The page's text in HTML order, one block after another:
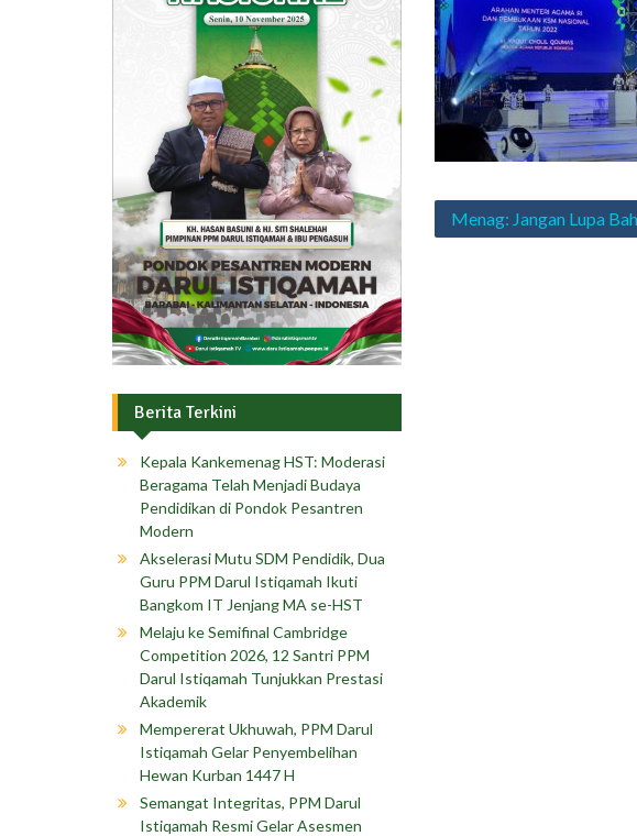
Navigasi
Menag: Jangan Lupa
Berita Terkini
Kepala Kankemenag HST: Moderasi
Beragama Telah Menjadi Budaya
Pendidikan di Pondok Pesantren
Modern
Akselerasi Mutu SDM Pendidik, Dua
Guru PPM Darul Istiqamah Ikuti
Bangkom IT Jenjang MA se-HST
Melaju ke Semifinal Cambridge
Competition 2026, 12 Santri PPM
Darul Istiqamah Tunjukkan Prestasi
Akademik
Mempererat Ukhuwah, PPM Darul
Istiqamah Gelar Penyembelihan
Hewan Kurban 1447 H
Semangat Integritas, PPM Darul
Istiqamah Resmi Gelar Asesmen